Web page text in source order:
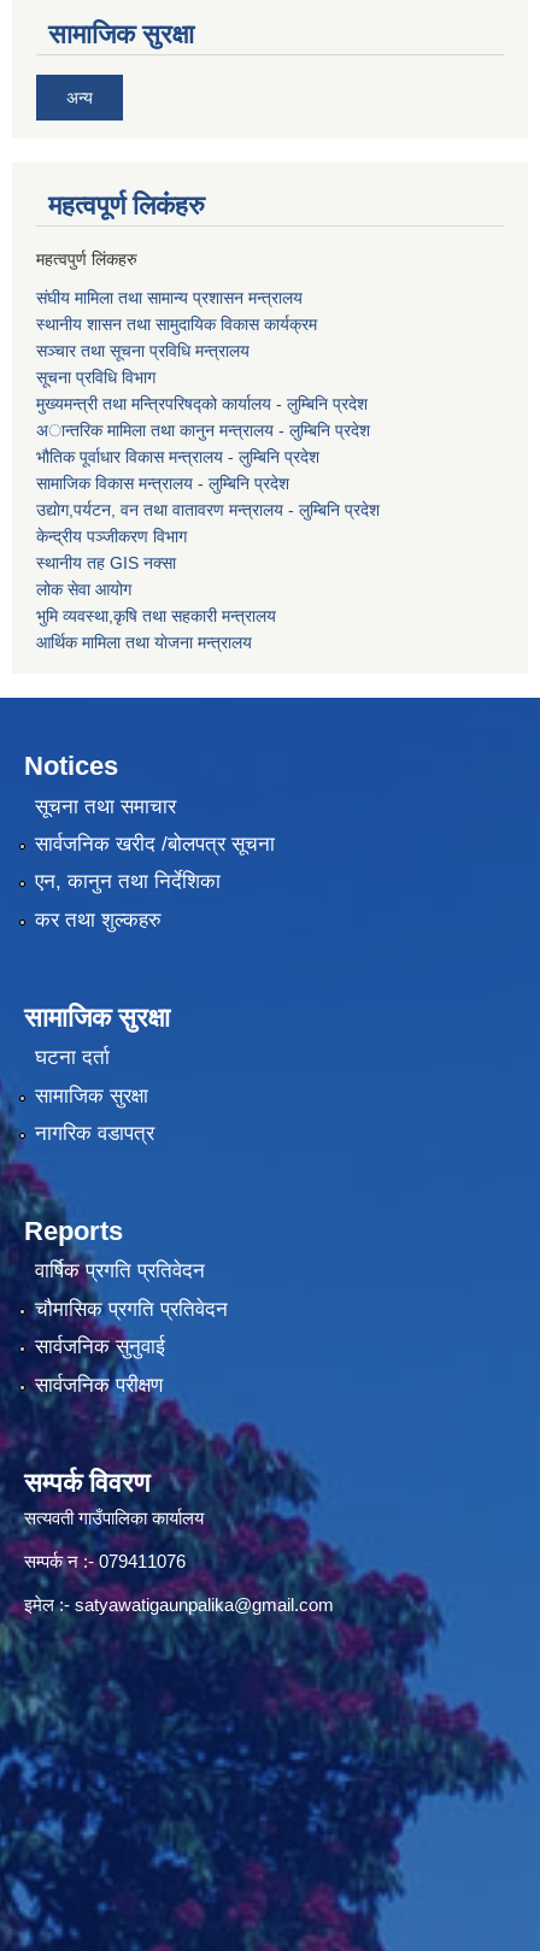
सामाजिक सुरक्षा
अन्य
महत्वपूर्ण लि‌कंंहरु
महत्वपुर्ण लिंकहरु
संघीय मामिला तथा सामान्य प्रशासन मन्त्रालय
स्थानीय शासन तथा सामुदायिक विकास कार्यक्रम
सञ्चार तथा सूचना प्रविधि मन्त्रालय
सूचना प्रविधि विभाग
मुख्यमन्त्री तथा मन्त्रिपरिषद्को कार्यालय - लुम्बिनि प्रदेश
अान्तरिक मामिला तथा कानुन मन्त्रालय - लुम्बिनि प्रदेश
भौतिक पूर्वाधार विकास मन्त्रालय - लुम्बिनि प्रदेश
सामाजिक विकास मन्त्रालय - लुम्बिनि प्रदेश
उद्याेग,पर्यटन, वन तथा वातावरण मन्त्रालय - लुम्बिनि प्रदेश
केन्द्रीय पञ्जीकरण विभाग
स्थानीय तह GIS नक्सा
लोक सेवा आयोग
भुमि व्यवस्था,कृषि तथा सहकारी मन्त्रालय
आर्थिक मामिला तथा याेजना मन्त्रालय
Notices
सूचना तथा समाचार
सार्वजनिक खरीद /बोलपत्र सूचना
एन, कानुन तथा निर्देशिका
कर तथा शुल्कहरु
सामाजिक सुरक्षा
घटना दर्ता
सामाजिक सुरक्षा
नागरिक वडापत्र
Reports
वार्षिक प्रगति प्रतिवेदन
चौमासिक प्रगति प्रतिवेदन
सार्वजनिक सुनुवाई
सार्वजनिक परीक्षण
सम्पर्क विवरण
सत्यवती गाउँपालिका कार्यालय
सम्पर्क न‌ :- 079411076
इमेल :- satyawatigaunpalika@gmail.com